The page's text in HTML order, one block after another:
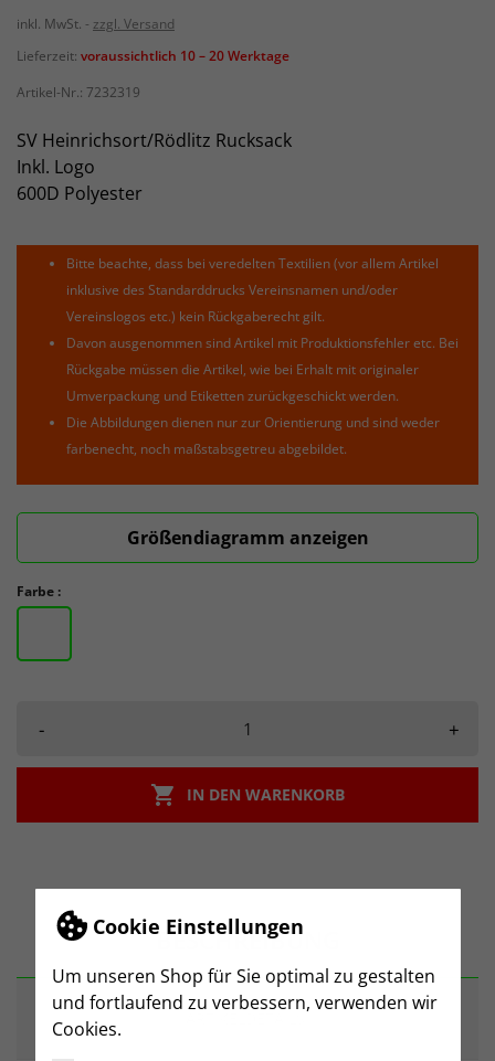
Cookie Einstellungen
Um unseren Shop für Sie optimal zu gestalten
und fortlaufend zu verbessern, verwenden wir
Cookies.
inkl. MwSt.
zzgl. Versand
Lieferzeit: voraussichtlich 10 – 20 Werktage
Artikel-Nr.: 7232319
SV Heinrichsort/Rödlitz Rucksack
Inkl. Logo
600D Polyester
Bitte beachte, dass bei veredelten Textilien (vor allem Artikel
inklusive des Standarddrucks Vereinsnamen und/oder
Vereinslogos etc.) kein Rückgaberecht gilt.
Davon ausgenommen sind Artikel mit Produktionsfehler etc. Bei
Rückgabe müssen die Artikel, wie bei Erhalt mit originaler
Umverpackung und Etiketten zurückgeschickt werden.
Die Abbildungen dienen nur zur Orientierung und sind weder
farbenecht, noch maßstabsgetreu abgebildet.
Größendiagramm anzeigen
Farbe :
- +
 IN DEN WARENKORB
BESCHREIBUNG